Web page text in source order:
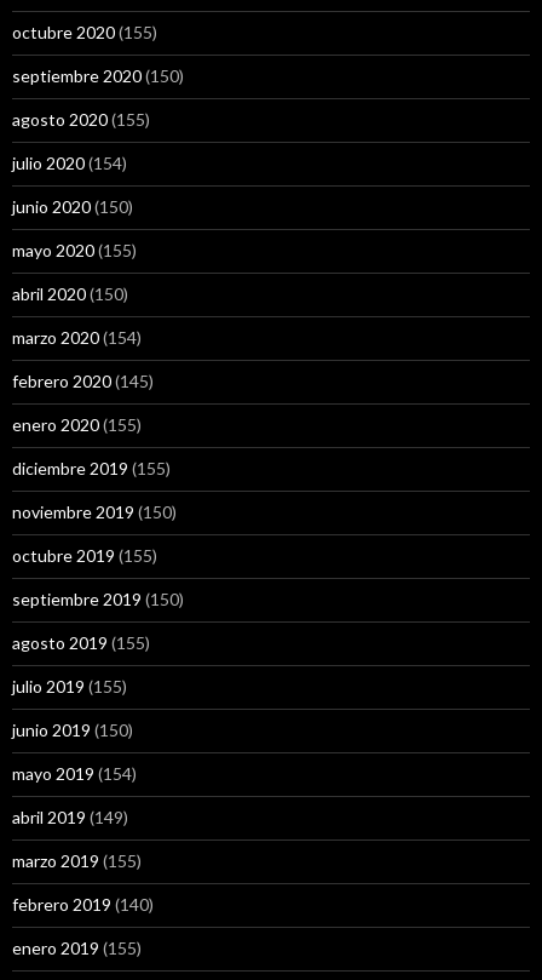
octubre 2020(155)
septiembre 2020(150)
agosto 2020(155)
julio 2020(154)
junio 2020(150)
mayo 2020(155)
abril 2020(150)
marzo 2020(154)
febrero 2020(145)
enero 2020(155)
diciembre 2019 (155)
noviembre 2019 (150)
octubre 2019 (155)
septiembre 2019 (150)
agosto 2019 (155)
julio 2019 (155)
junio 2019 (150)
mayo 2019 (154)
abril 2019 (149)
marzo 2019 (155)
febrero 2019 (140)
enero 2019 (155)